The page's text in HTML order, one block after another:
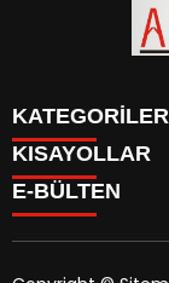
KATEGORİLER
SİYASET
EĞİTİM
KISAYOLLAR
SİYASET
EĞİTİM
E-BÜLTEN